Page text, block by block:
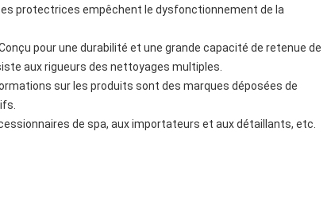
protectrices empêchent le dysfonctionnement de la
- Conçu pour une durabilité et une grande capacité de retenue de
aux rigueurs des nettoyages multiples.
sur les produits sont des marques déposées de
de spa, aux importateurs et aux détaillants, etc.